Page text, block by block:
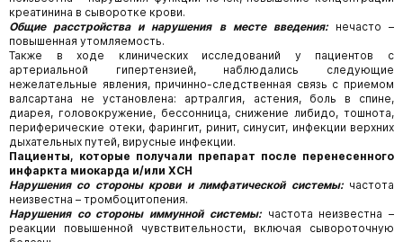
креатинина в сыворотке крови.
Общие расстройства и нарушения в месте введения:
нечасто –
повышенная утомляемость.
Также в ходе клинических исследований у пациентов с
артериальной гипертензией, наблюдались следующие
нежелательные явления, причинно-следственная связь с приемом
валсартана не установлена: артралгия, астения, боль в спине,
диарея, головокружение, бессонница, снижение либидо, тошнота,
периферические отеки, фарингит, ринит, синусит, инфекции верхних
дыхательных путей, вирусные инфекции.
Пациенты, которые получали препарат после перенесенного
инфаркта миокарда и/или ХСН
Нарушения со стороны крови и лимфатической системы:частота
неизвестна – тромбоцитопения.
Нарушения со стороны иммунной системы:частота неизвестна –
реакции повышенной чувствительности, включая сывороточную